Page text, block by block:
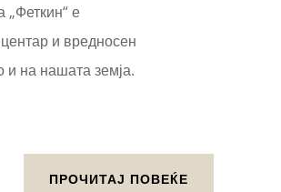
„Феткин“ е
и вредносен
на нашата земја.
ПРОЧИТАЈ ПОВЕЌЕ